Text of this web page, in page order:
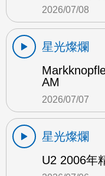
2026/07/08
星光燦爛
AM
2026/07/07
星光燦爛
U2 2006年